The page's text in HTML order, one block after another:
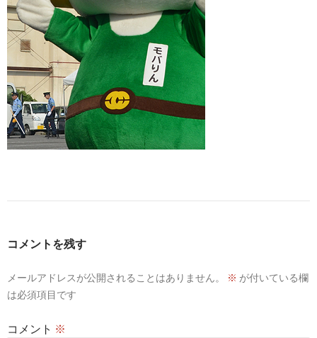
コメントを残す
メールアドレスが公開されることはありません。 ※ が付いている欄
は必須項目です
コメント ※